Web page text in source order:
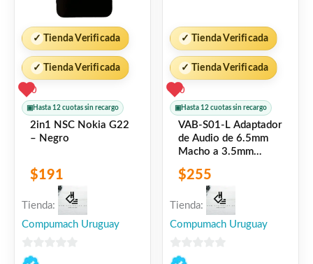
✓ Tienda Verificada
✓ Tienda Verificada
0
▣ Hasta 12 cuotas sin recargo
2in1 NSC Nokia G22
– Negro
$191
Tienda:
Compumach Uruguay
0
✓ Tienda Verificada
✓ Tienda Verificada
0
▣ Hasta 12 cuotas sin recargo
VAB-S01-L Adaptador
de Audio de 6.5mm
Macho a 3.5mm
$255
Tienda:
Compumach Uruguay
0